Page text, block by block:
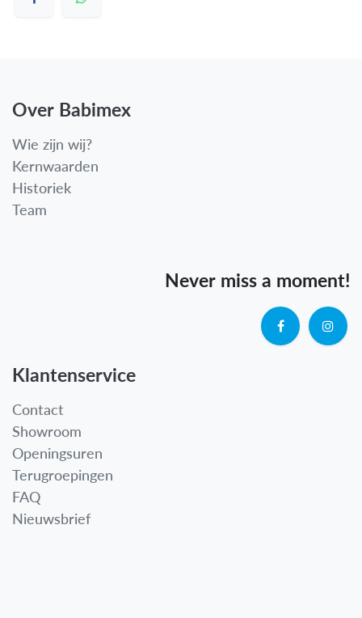
Over Babimex
Wie zijn wij?
Kernwaarden
Historiek
Team
Never miss a moment!
Klantenservice
Contact
Showroom
Openingsuren
Terugroepingen
FAQ
Nieuwsbrief